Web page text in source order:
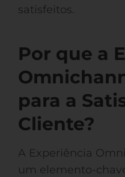
satisfeitos.
Por que a
para a
Cliente?
A Experiência
um elemento-